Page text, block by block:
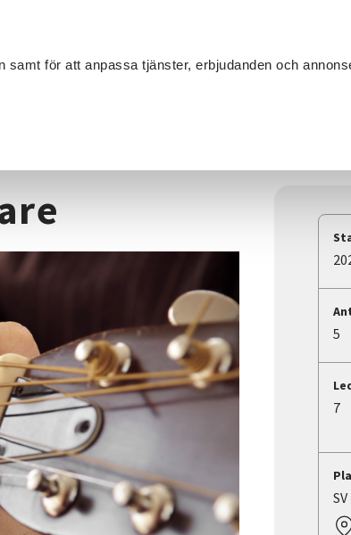
för att anpassa tjänster, erbjudanden och
5
7